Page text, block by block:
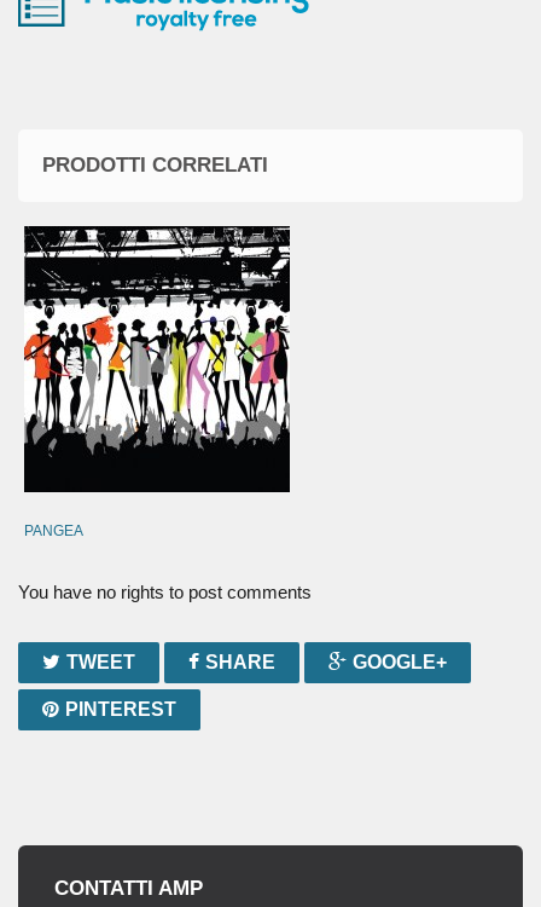
PRODOTTI CORRELATI
PANGEA
You have no rights to post comments
TWEET SHARE GOOGLE+
PINTEREST
CONTATTI AMP